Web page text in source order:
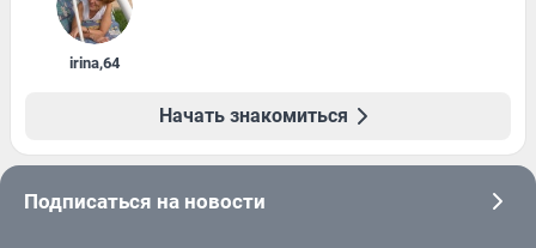
irina,64
Начать знакомиться
Подписаться на новости